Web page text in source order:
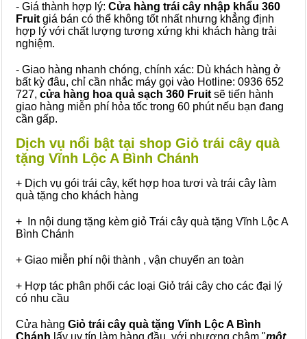
- Giá thành hợp lý: Cửa hàng trái cây nhập khẩu 360
Fruit giá bán có thể không tốt nhất nhưng khẳng định
hợp lý với chất lượng tương xứng khi khách hàng trải
nghiệm.
- Giao hàng nhanh chóng, chính xác: Dù khách hàng ở
bất kỳ đâu, chỉ cần nhắc máy gọi vào Hotline: 0936 652
727, cửa hàng hoa quả sạch 360 Fruit sẽ tiến hành
giao hàng miễn phí hỏa tốc trong 60 phút nếu bạn đang
cần gấp.
Dịch vụ nổi bật tại shop Giỏ trái cây quà
tặng Vĩnh Lộc A Bình Chánh
+ Dịch vụ gói trái cây, kết hợp hoa tươi và trái cây làm
quà tặng cho khách hàng
+ In nội dung tặng kèm giỏ Trái cây quà tặng Vĩnh Lộc A
Bình Chánh
+ Giao miễn phí nội thành , vận chuyển an toàn
+ Hợp tác phân phối các loại Giỏ trái cây cho các đại lý
có nhu cầu
Cửa hàng Giỏ trái cây quà tặng Vĩnh Lộc A Bình
Chánh lấy uy tín làm hàng đầu, với phương châm "một